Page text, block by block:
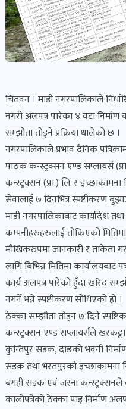
खबर
पोष्ट
कृषक
पोष्ट
पर्यटन
खबर
पोष्ट
शिक्षा
खबर
पोष्ट
बिपद-
जोखिम
पोष्ट
खेल
चितवन । माडी नगरपालिकाले
नगरी अलपत्र पारेका ४ वटा
सम्झौता तोड्ने प्रक्रिया थालेको छ ।
नगरपालिकाले प्रभाव दैनिक
पाठक कन्स्ट्रक्सन एण्ड सप्लायर्स
कन्स्ट्रक्सन (प्रा.) लि. र
सेवालाई ७ दिनभित्र स्पष्टीकरण
माडी नगरपालिकाबाट कार्यादेश
कम्पनीहरुहरुलाई तोकिएको
मौखिकरुपमा जानकारी र ताकेता
लागि बिभिन्न मितिमा कार्यालयबाट
कार्य अलपत्र पारेको हुँदा खरिद
नगर्ने भन्ने स्पष्टीकरण सोधिएको हो ।
ठेक्का सम्झौता तोड्न ७ दिने
कन्स्ट्रक्सन एण्ड सप्लायर्सले
कुन्तिपुर सडक, दाङको भवनी
सडक तथा भरतपुरको इच्छाकामना
बगही सडक एवं जस्ना कन्स्ट्रक्सनले
कालोपत्रेको ठेक्का पाइ निर्माण